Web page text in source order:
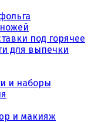
под горячее
для выпечки
и наборы
и макияж